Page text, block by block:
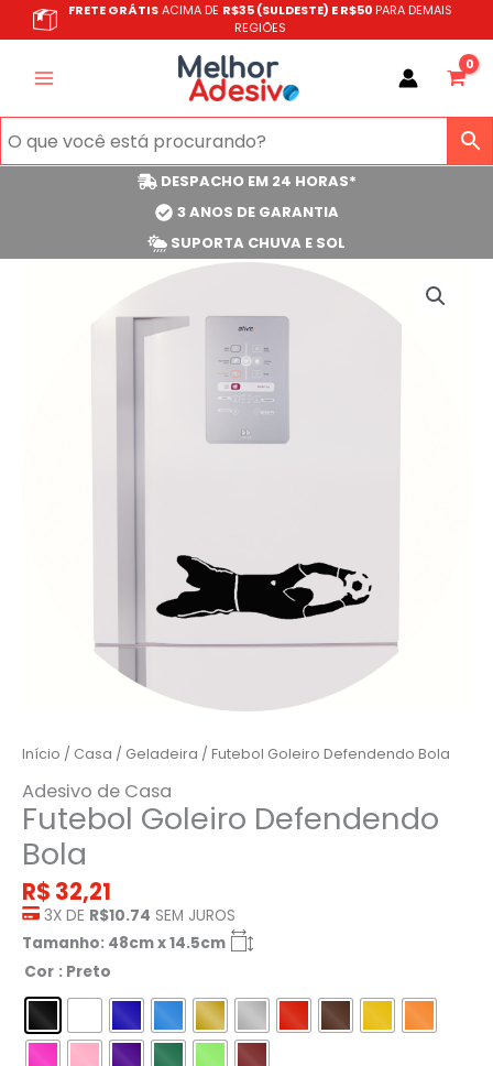
para
FRETE GRÁTISACIMA DE R$35 (SULDESTE) E R$50 PARA DEMAIS
REGIÕES
DESPACHO EM 24 HORAS*
3 ANOS DE GARANTIA
SUPORTA CHUVA E SOL
Início / Casa / Geladeira / Futebol Goleiro Defendendo Bola
Adesivo de Casa
Futebol Goleiro Defendendo
Bola
R$ 32,21
3X DE R$10.74 SEM JUROS
Tamanho: 48cm x 14.5cm
Cor : Preto